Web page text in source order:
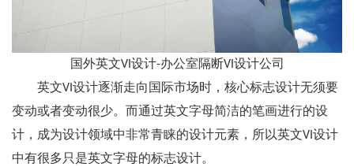
国外英文VI设计-办公室隔断VI设计公司
英文VI设计逐渐走向国际市场时，核心标志设计无须要
变动或者变动很少。而通过英文字母简洁的笔画进行的设
计，成为设计领域中非常青睐的设计元素，所以英文VI设计
中有很多只是英文字母的标志设计。